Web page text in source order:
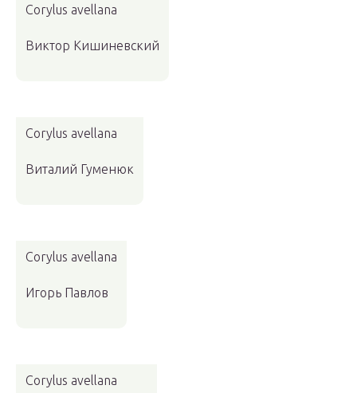
Corylus avellana
Виктор Кишиневский
Corylus avellana
Виталий Гуменюк
Corylus avellana
Игорь Павлов
Corylus avellana